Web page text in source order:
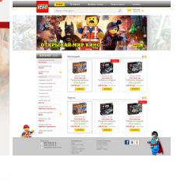
ИНТЕРНЕТ-МАГАЗИН
MAFIAPIZZA
СМОТРЕТЬ...